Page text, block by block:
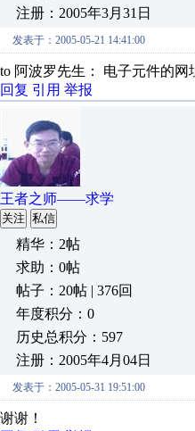
注册：2005年3月31日
发表于：2005-05-21 14:41:00
to 阿波罗先生： 电子元件的
回复 引用 举报
王者之师——求学
关注 私信
精华：2帖
求助：0帖
帖子：20帖 | 376回
年度积分：0
历史总积分：597
注册：2005年4月04日
发表于：2005-05-31 19:51:00
谢谢！